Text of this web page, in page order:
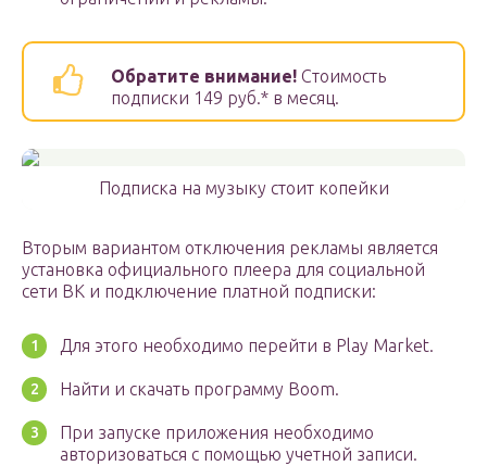
Обратите внимание! Стоимость
подписки 149 руб.* в месяц.
Подписка на музыку стоит копейки
Вторым вариантом отключения рекламы является
установка официального плеера для социальной
сети ВК и подключение платной подписки:
Для этого необходимо перейти в Play Market.
Найти и скачать программу Boom.
При запуске приложения необходимо
авторизоваться с помощью учетной записи.